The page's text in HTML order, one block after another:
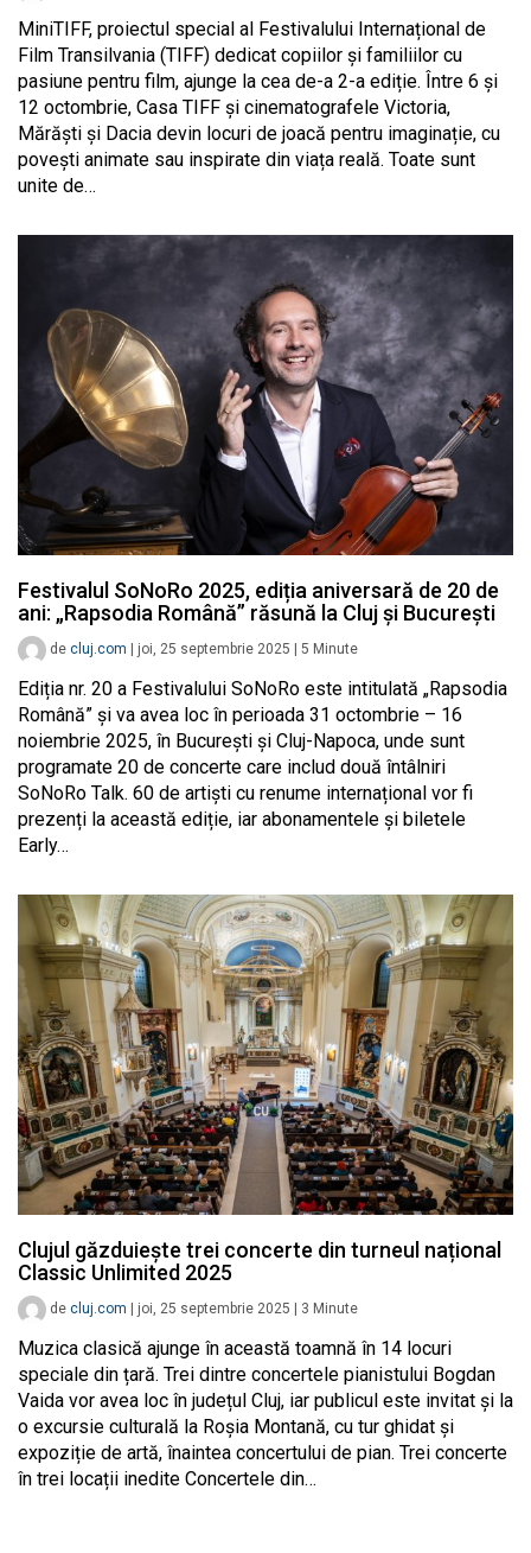
MiniTIFF, proiectul special al Festivalului Internațional de
Film Transilvania (TIFF) dedicat copiilor și familiilor cu
pasiune pentru film, ajunge la cea de-a 2-a ediție. Între 6 și
12 octombrie, Casa TIFF și cinematografele Victoria,
Mărăști și Dacia devin locuri de joacă pentru imaginație, cu
povești animate sau inspirate din viața reală. Toate sunt
unite de…
Festivalul SoNoRo 2025, ediția aniversară de 20 de
ani: „Rapsodia Română” răsună la Cluj și București
de cluj.com joi, 25 septembrie 2025 5 Minute
Ediția nr. 20 a Festivalului SoNoRo este intitulată „Rapsodia
Română” și va avea loc în perioada 31 octombrie – 16
noiembrie 2025, în București și Cluj-Napoca, unde sunt
programate 20 de concerte care includ două întâlniri
SoNoRo Talk. 60 de artiști cu renume internațional vor fi
prezenți la această ediție, iar abonamentele și biletele
Early…
Clujul găzduiește trei concerte din turneul național
Classic Unlimited 2025
de cluj.com joi, 25 septembrie 2025 3 Minute
Muzica clasică ajunge în această toamnă în 14 locuri
speciale din țară. Trei dintre concertele pianistului Bogdan
Vaida vor avea loc în județul Cluj, iar publicul este invitat și la
o excursie culturală la Roșia Montană, cu tur ghidat și
expoziție de artă, înaintea concertului de pian. Trei concerte
în trei locații inedite Concertele din…